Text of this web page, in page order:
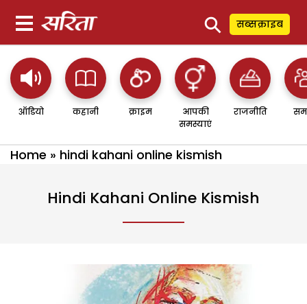
⚲ सब्सक्राइब
ऑडियो कहानी क्राइम
आपकी
समस्याएं
राजनीति
Home » hindi kahani online kismish
Hindi Kahani Online Kismish